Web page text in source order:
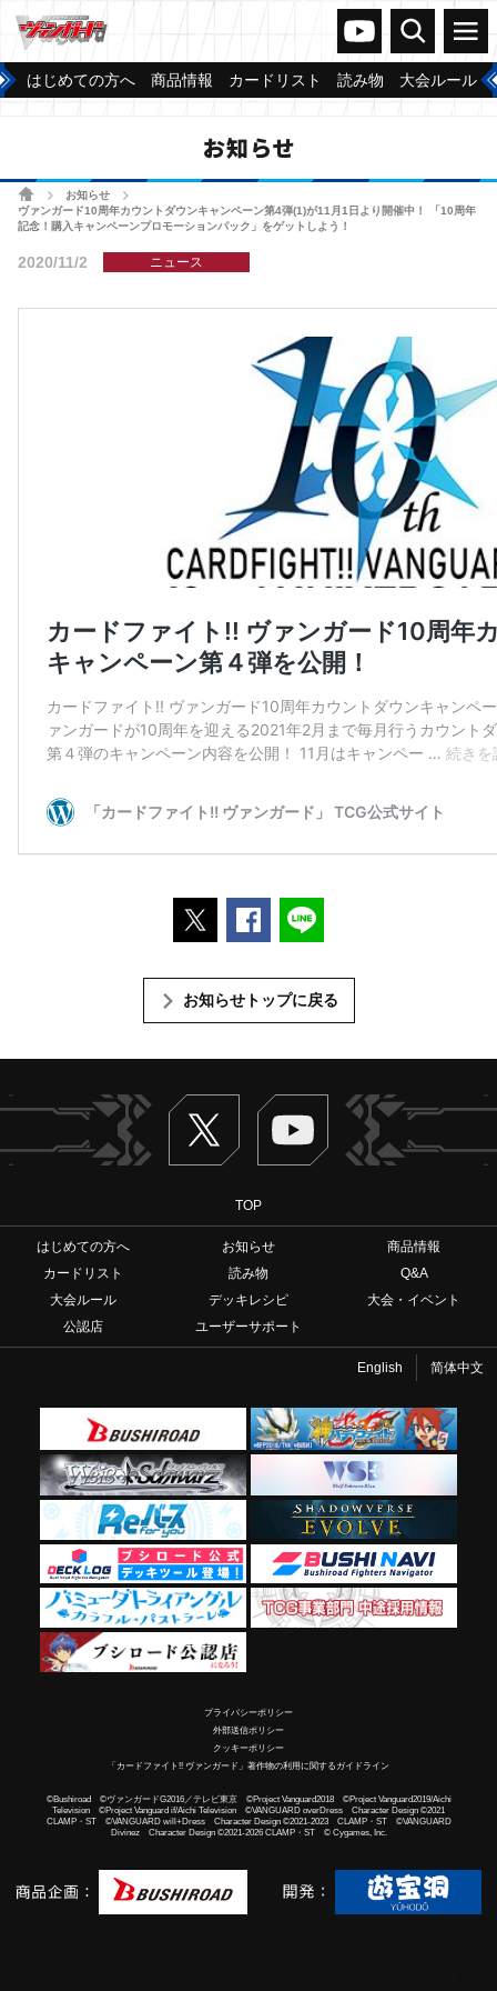
ヴァンガードch
検索 メニュー
はじめての方へ 商品情報 カードリスト 読み物 大会ルール
お知らせ
ホームお知らせ
ヴァンガード10周年カウントダウンキャンペーン第4弾(1)が11月1日より開催中！ 「10周年
記念！購入キャンペーンプロモーションパック」をゲットしよう！
2020/11/2 ニュース
ポストするFacebookでシェアする
お知らせトップに戻る
Twitter ヴァンガードch
TOP
はじめての方へ お知らせ
商品情報
カードリスト
読み物
Q&A
大会ルール
デッキレシピ
大会・イベント
公認店
ユーザーサポート
English 简体中文
プライバシーポリシー
外部送信ポリシー
クッキーポリシー
「カードファイト!! ヴァンガード」著作物の利用に関するガイドライン
©Bushiroad ©ヴァンガードG2016／テレビ東京 ©Project Vanguard2018 ©Project Vanguard2019/Aichi
Television ©Project Vanguard if/Aichi Television ©VANGUARD overDress Character Design ©2021
CLAMP・ST ©VANGUARD will+Dress Character Design ©2021-2023 CLAMP・ST ©VANGUARD
Divinez Character Design ©2021-2026 CLAMP・ST © Cygames, Inc.